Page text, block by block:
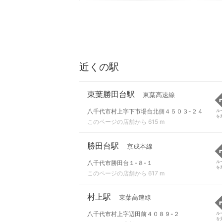
近くの駅
東葉勝田台駅 東葉高速線
八千代市村上字下市場台北側４５０３-２４
このページの店舗から 615 m
ル
を
勝田台駅 京成本線
八千代市勝田台１-８-１
このページの店舗から 617 m
ル
を
村上駅 東葉高速線
八千代市村上字辺田前４０８９-２
ル
を